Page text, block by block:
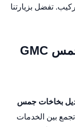
تفضل بزيارتنا
بنشر متنقل لتبديل بخاخات جمس GMC
بخاخات جمس
بين الخدمات